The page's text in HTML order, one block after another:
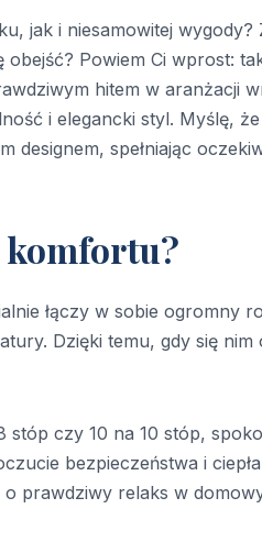
jak i niesamowitej wygody?
Powiem Ci wprost:
hitem w aranżacji
i elegancki styl. Myślę,
designem, spełniając
komfortu?
łączy w sobie ogromny
Dzięki temu, gdy się
czy 10 na 10 stóp,
bezpieczeństwa i
prawdziwy relaks w